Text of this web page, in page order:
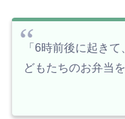
「6時前後に起き
どもたちのお弁当